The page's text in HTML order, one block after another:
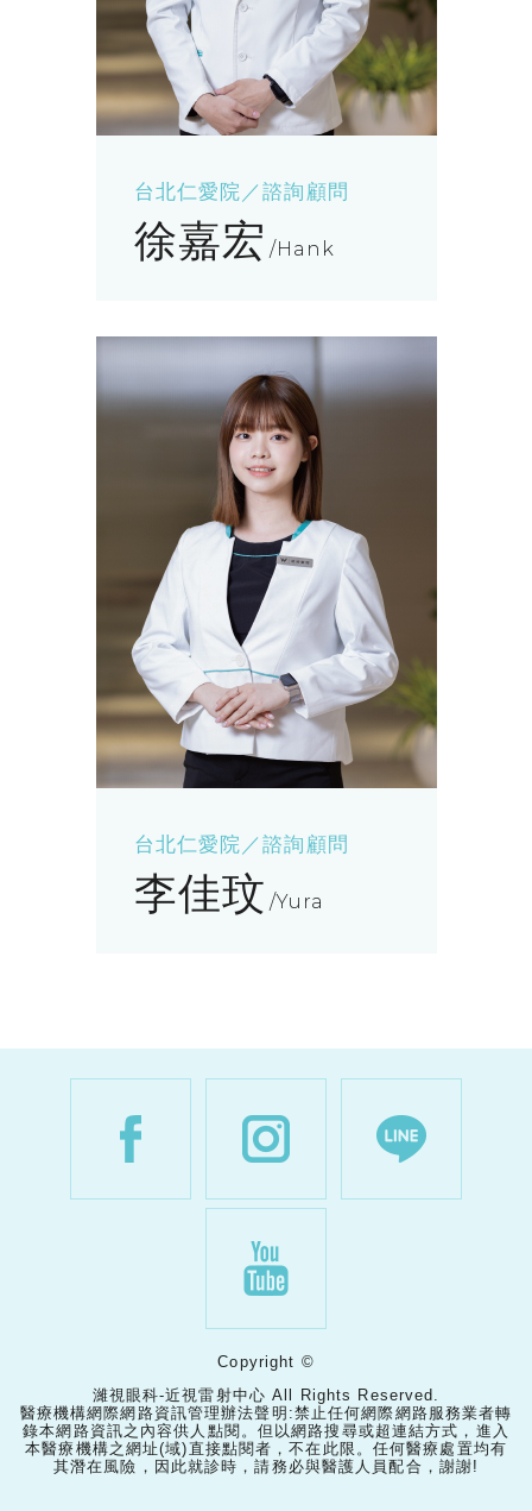
台北仁愛院／諮詢顧問
徐嘉宏 Hank
台北仁愛院／諮詢顧問
李佳玟 Yura
Copyright ©
濰視眼科-近視雷射中心 All Rights Reserved.
醫療機構網際網路資訊管理辦法聲明:禁止任何網際網路服務業者轉
錄本網路資訊之內容供人點閱。但以網路搜尋或超連結方式，進入
本醫療機構之網址(域)直接點閱者，不在此限。任何醫療處置均有
其潛在風險，因此就診時，請務必與醫護人員配合，謝謝!